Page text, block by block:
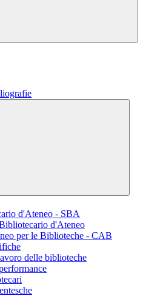
d'Ateneo - SBA
d'Ateneo
per le Biblioteche - CAB
delle biblioteche